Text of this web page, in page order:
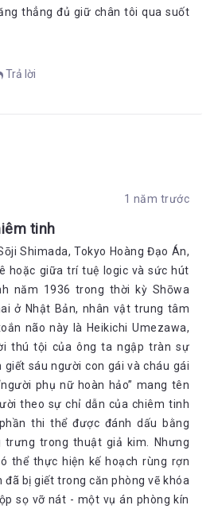
thẳng đủ giữ chân tôi qua suốt
Trả lời
1 năm trước
tinh
Shimada, Tokyo Hoàng Đạo Án,
hoặc giữa trí tuệ logic và sức hút
năm 1936 trong thời kỳ Shōwa
ở Nhật Bản, nhân vật trung tâm
não này là Heikichi Umezawa,
thú tội của ông ta ngập tràn sự
giết sáu người con gái và cháu gái
phụ nữ hoàn hảo” mang tên
theo sự chỉ dẫn của chiêm tinh
thi thể được đánh dấu bằng
trong thuật giả kim. Nhưng
thể thực hiện kế hoạch rùng rợn
đã bị giết trong căn phòng vẽ khóa
sọ vỡ nát - một vụ án phòng kín